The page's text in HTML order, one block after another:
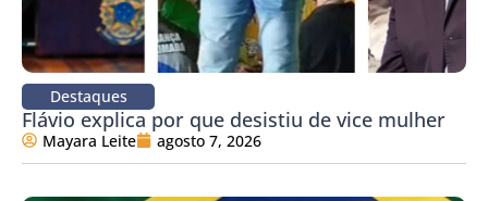
Destaques
Flávio explica por que desistiu de vice mulher
Mayara Leite agosto 7, 2026